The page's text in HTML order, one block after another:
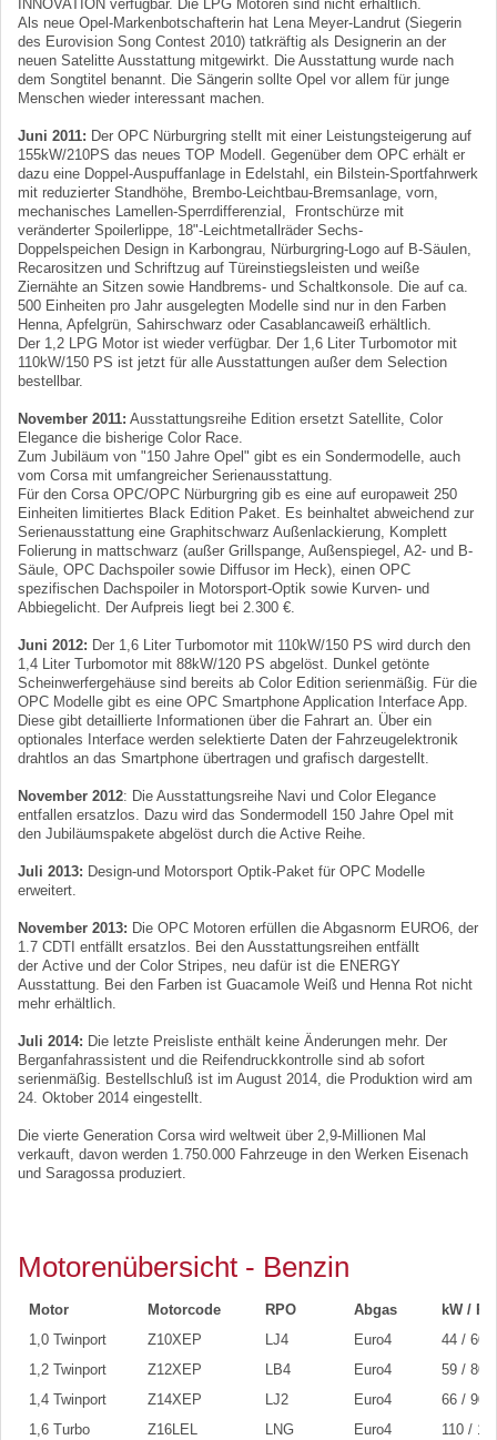
INNOVATION verfügbar. Die LPG Motoren sind nicht erhältlich.
Als neue Opel-Markenbotschafterin hat Lena Meyer-Landrut (Siegerin
des Eurovision Song Contest 2010) tatkräftig als Designerin an der
neuen Satelitte Ausstattung mitgewirkt. Die Ausstattung wurde nach
dem Songtitel benannt. Die Sängerin sollte Opel vor allem für junge
Menschen wieder interessant machen.
Juni 2011: Der OPC Nürburgring stellt mit einer Leistungsteigerung auf
155kW/210PS das neues TOP Modell. Gegenüber dem OPC erhält er
dazu eine Doppel-Auspuffanlage in Edelstahl, ein Bilstein-Sportfahrwerk
mit reduzierter Standhöhe, Brembo-Leichtbau-Bremsanlage, vorn,
mechanisches Lamellen-Sperrdifferenzial, Frontschürze mit
veränderter Spoilerlippe, 18"-Leichtmetallräder Sechs-
Doppelspeichen Design in Karbongrau, Nürburgring-Logo auf B-Säulen,
Recarositzen und Schriftzug auf Türeinstiegsleisten und weiße
Ziernähte an Sitzen sowie Handbrems- und Schaltkonsole. Die auf ca.
500 Einheiten pro Jahr ausgelegten Modelle sind nur in den Farben
Henna, Apfelgrün, Sahirschwarz oder Casablancaweiß erhältlich.
Der 1,2 LPG Motor ist wieder verfügbar. Der 1,6 Liter Turbomotor mit
110kW/150 PS ist jetzt für alle Ausstattungen außer dem Selection
bestellbar.
November 2011: Ausstattungsreihe Edition ersetzt Satellite, Color
Elegance die bisherige Color Race.
Zum Jubiläum von "150 Jahre Opel" gibt es ein Sondermodelle, auch
vom Corsa mit umfangreicher Serienausstattung.
Für den Corsa OPC/OPC Nürburgring gib es eine auf europaweit 250
Einheiten limitiertes Black Edition Paket. Es beinhaltet abweichend zur
Serienausstattung eine Graphitschwarz Außenlackierung, Komplett
Folierung in mattschwarz (außer Grillspange, Außenspiegel, A2- und B-
Säule, OPC Dachspoiler sowie Diffusor im Heck), einen OPC
spezifischen Dachspoiler in Motorsport-Optik sowie Kurven- und
Abbiegelicht. Der Aufpreis liegt bei 2.300 €.
Juni 2012: Der 1,6 Liter Turbomotor mit 110kW/150 PS wird durch den
1,4 Liter Turbomotor mit 88kW/120 PS abgelöst. Dunkel getönte
Scheinwerfergehäuse sind bereits ab Color Edition serienmäßig. Für die
OPC Modelle gibt es eine OPC Smartphone Application Interface App.
Diese gibt detaillierte Informationen über die Fahrart an. Über ein
optionales Interface werden selektierte Daten der Fahrzeugelektronik
drahtlos an das Smartphone übertragen und grafisch dargestellt.
November 2012: Die Ausstattungsreihe Navi und Color Elegance
entfallen ersatzlos. Dazu wird das Sondermodell 150 Jahre Opel mit
den Jubiläumspakete abgelöst durch die Active Reihe.
Juli 2013: Design-und Motorsport Optik-Paket für OPC Modelle
erweitert.
November 2013: Die OPC Motoren erfüllen die Abgasnorm EURO6, der
1.7 CDTI entfällt ersatzlos. Bei den Ausstattungsreihen entfällt
der Active und der Color Stripes, neu dafür ist die ENERGY
Ausstattung. Bei den Farben ist Guacamole Weiß und Henna Rot nicht
mehr erhältlich.
Juli 2014: Die letzte Preisliste enthält keine Änderungen mehr. Der
Berganfahrassistent und die Reifendruckkontrolle sind ab sofort
serienmäßig. Bestellschluß ist im August 2014, die Produktion wird am
24. Oktober 2014 eingestellt.
Die vierte Generation Corsa wird weltweit über 2,9‑Millionen Mal
verkauft, davon werden 1.750.000 Fahrzeuge in den Werken Eisenach
und Saragossa produziert.
Motorenübersicht - Benzin
Motor Motorcode RPO Abgas
kW / PS
1,0 Twinport
Z10XEP LJ4 Euro4
44 / 60
1,2 Twinport
Z12XEP LB4 Euro4
59 / 80
1,4 Twinport
Z14XEP LJ2 Euro4
66 / 90
1,6 Turbo
Z16LEL LNG Euro4
110 /